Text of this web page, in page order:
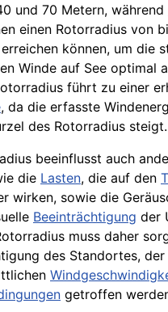
und 70 Metern, während
einen Rotorradius von
können, um die
Winde auf See optimal
führt zu einer
, da die erfasste
des Rotorradius steigt.
beeinflusst auch
die Lasten, die auf den
wirken, sowie die
Beeinträchtigung der
muss daher
des Standortes, der
getroffen